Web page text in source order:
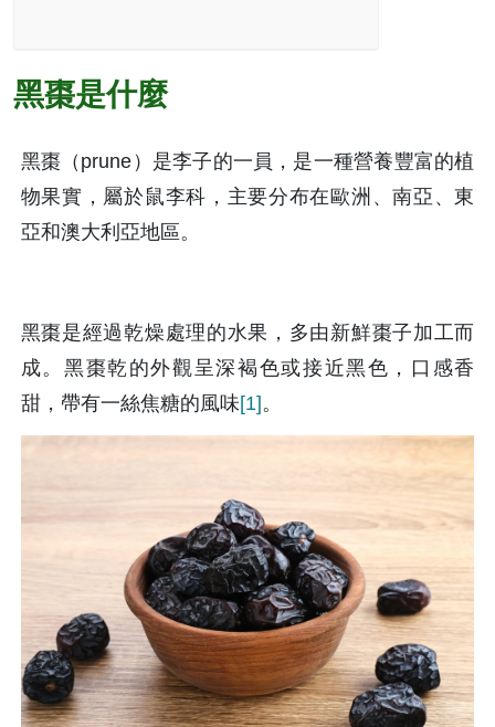
黑棗是什麼
黑棗（prune）是李子的一員，是一種營養豐富的植
物果實，屬於鼠李科，主要分布在歐洲、南亞、東
亞和澳大利亞地區。
黑棗是經過乾燥處理的水果，多由新鮮棗子加工而
成。黑棗乾的外觀呈深褐色或接近黑色，口感香
甜，帶有一絲焦糖的風味[1]。